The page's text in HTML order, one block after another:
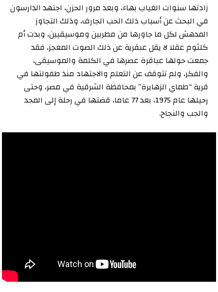
زادتها سنوات الغياب بهاء، وبعد مرور الحزن، اجتهد الدارسون
في البحث عن أسباب ذلك الحب الجارف، وذلك التجاوز
المدهش لكل ما جاورها من مطربين وموسيقيين، وبدت أم
كلثوم عقلا لا يقل عبقرية عن ذلك الصوت المعجز، فقد
جمعت حولها عباقرة عصرها في الكلمة والموسيقى،
والفكر، ولم تتوقف عن التعلم والاجتهاد منذ طفولتها في
قرية “طماي الزهايرة” بمحافظة الشرقية في مصر، وحتى
رحيلها عام 1975، بعد 77 عاما، قضتها في رحلة إلى المجد
والحب والنجاح.